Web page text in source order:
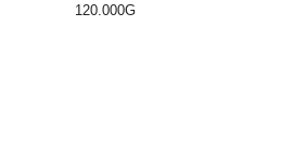
120.000G